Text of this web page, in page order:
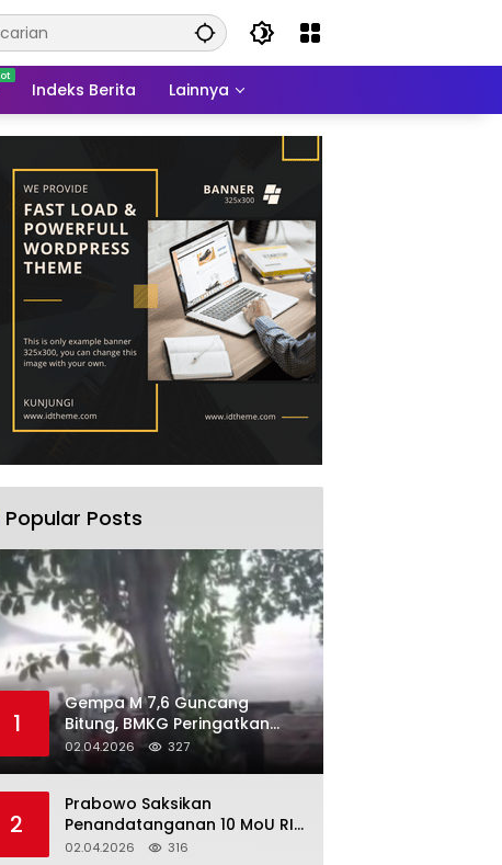
Indeks Berita Lainnya
Popular Posts
1
Gempa M 7,6 Guncang
Bitung, BMKG Peringatkan
Potensi Tsunami di 10 Wilayah
02.04.2026 327
2
Prabowo Saksikan
Penandatanganan 10 MoU RI–
Korea Selatan di Cheong Wa
02.04.2026 316